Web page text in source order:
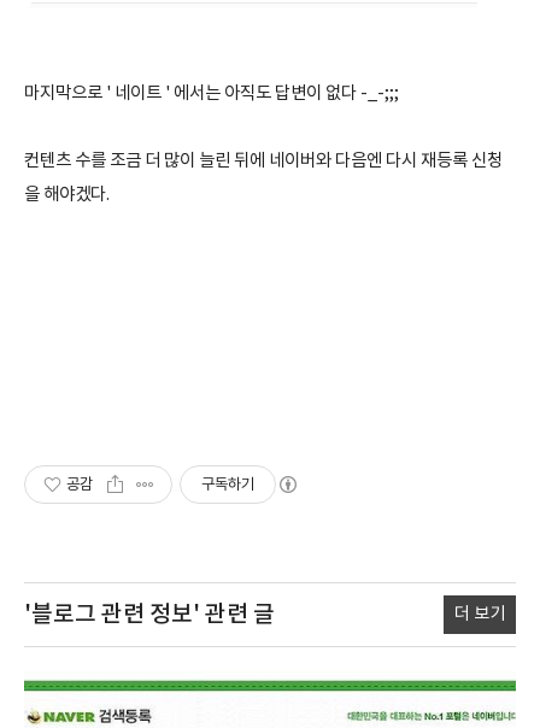
마지막으로 ' 네이트 ' 에서는 아직도 답변이 없다 -_-;;;
컨텐츠 수를 조금 더 많이 늘린 뒤에 네이버와 다음엔 다시 재등록 신청
을 해야겠다.
공감 구독하기
'블로그 관련 정보' 관련 글 더 보기